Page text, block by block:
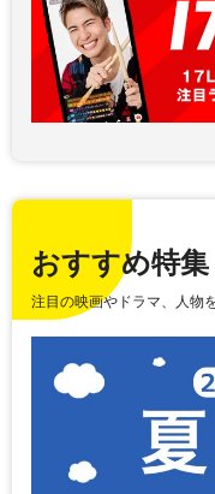
おすすめ特集
注目の映画やドラマ、人物